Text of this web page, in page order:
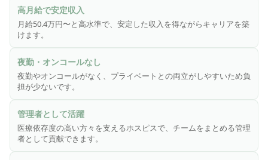
して皆様からのニーズにお応えし、療養環境の地域間格差の
是正に貢献するため、全国各地で医心館を展開しています。
終末期のがんや神経変性疾患を患う方、人工呼吸器を使用し
ている方、頻繁な喀痰吸引が必要な方――などの医療依存度
が高い方々。そうした方々に安心して療養生活を送っていた
だくため、充実の人員体制を整えています。
今回、医心館に併設する訪問看護・訪問介護ステーションの
管理者としてチームをまとめる役割を担う「看護管理者」を
募集いたします。
高月給で安定収入
月給50.4万円〜と高水準で、安定した収入を得ながらキャリアを築
けます。
夜勤・オンコールなし
夜勤やオンコールがなく、プライベートとの両立がしやすいため負
担が少ないです。
管理者として活躍
医療依存度の高い方々を支えるホスピスで、チームをまとめる管理
者として貢献できます。